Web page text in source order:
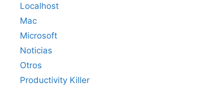
Localhost
Mac
Microsoft
Noticias
Otros
Productivity Killer